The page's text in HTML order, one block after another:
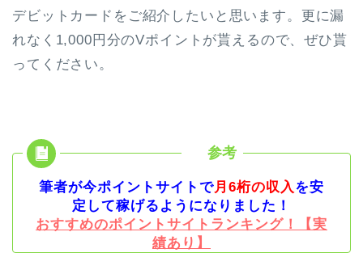
デビットカードをご紹介したいと思います。更に漏
れなく1,000円分のVポイントが貰えるので、ぜひ貰
ってください。
筆者が今ポイントサイトで月6桁の収入 を安
定して稼げるようになりました！
おすすめのポイントサイトランキング！【実
績あり】